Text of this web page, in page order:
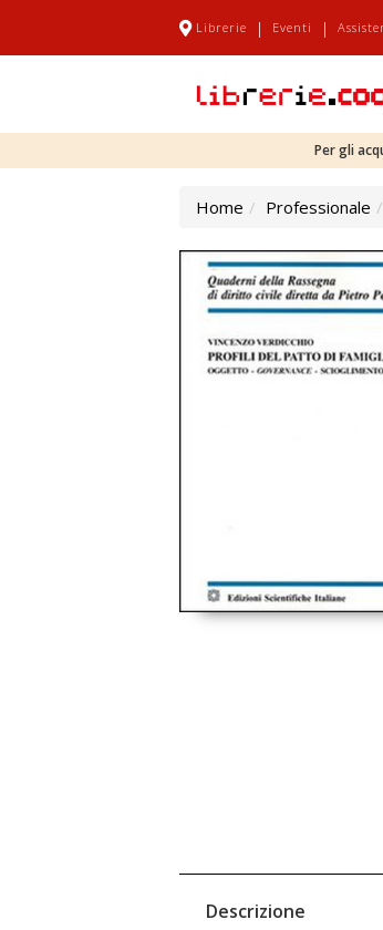
Librerie | Eventi |
Per gli
Home Professionale
Descrizione